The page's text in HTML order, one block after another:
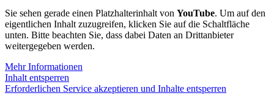
Sie sehen gerade einen Platzhalterinhalt von YouTube. Um auf den
eigentlichen Inhalt zuzugreifen, klicken Sie auf die Schaltfläche
unten. Bitte beachten Sie, dass dabei Daten an Drittanbieter
weitergegeben werden.
Mehr Informationen
Inhalt entsperren
Erforderlichen Service akzeptieren und Inhalte entsperren